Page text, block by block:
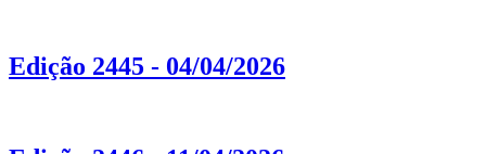
Edição 2445 - 04/04/2026